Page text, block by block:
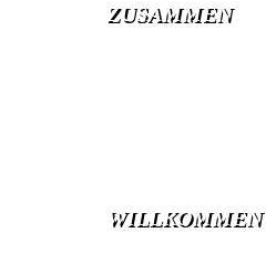
ZUSAMMEN
WILLKOMMEN